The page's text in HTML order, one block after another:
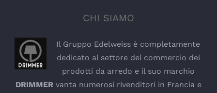
CHI SIAMO
Il Gruppo Edelweiss è completamente
dedicato al settore del commercio dei
prodotti da arredo e il suo marchio
DRIMMER vanta numerosi rivenditori in Francia e